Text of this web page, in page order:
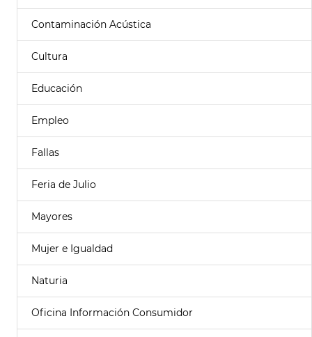
Contaminación Acústica
Cultura
Educación
Empleo
Fallas
Feria de Julio
Mayores
Mujer e Igualdad
Naturia
Oficina Información Consumidor